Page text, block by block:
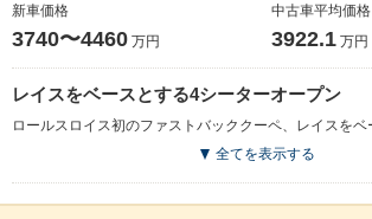
新車価格
3740〜4460 万円
中古車平均価格
3922.1 万円
レイスをベースとする4シーターオープン
全てを表示する